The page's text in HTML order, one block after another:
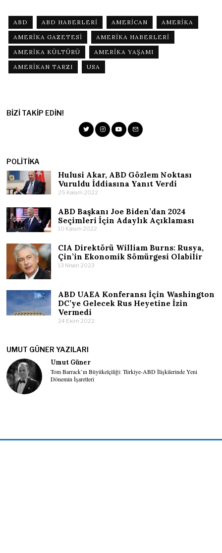
ABD ABD HABERLERI AMERICAN
AMERIKA
AMERIKA GAZETESI
AMERIKA HABERLERI
AMERIKA KÜLTÜRÜ
AMERIKA YAŞAMI
AMERIKAN TARZI
USA
BIZI TAKIP EDIN!
POLITIKA
Hulusi Akar, ABD Gözlem Noktası
Vuruldu İddiasına Yanıt Verdi
25 Kasım 2022
ABD Başkanı Joe Biden’dan 2024
Seçimleri İçin Adaylık Açıklaması
10 Kasım 2022
CIA Direktörü William Burns: Rusya,
Çin’in Ekonomik Sömürgesi Olabilir
13 Nisan 2023
ABD UAEA Konferansı İçin Washington
DC’ye Gelecek Rus Heyetine İzin
Vermedi
24 Ekim 2022
UMUT GÜNER YAZILARI
Umut Güner
Tom Barrack’ın Büyükelçiliği: Türkiye-ABD İlişkilerinde Yeni
Dönemin İşaretleri